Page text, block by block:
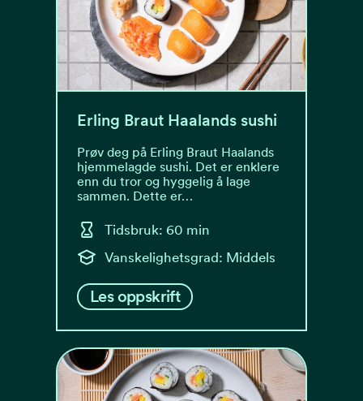
Erling Braut Haalands sushi
Prøv deg på Erling Braut Haalands
hjemmelagde sushi. Det er enklere
enn du tror og hyggelig å lage
sammen. Dette er…
Tidsbruk: 60 min
Vanskelighetsgrad: Middels
Les oppskrift